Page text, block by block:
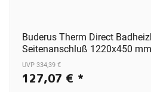
Buderus Therm Direct
Seitenanschluß 1220x450
UVP 334,39 €
127,07 € *